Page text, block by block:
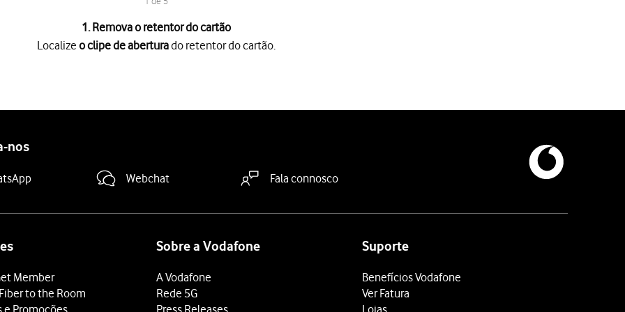
1. Remova o retentor do cartão
Localizeo clipe de aberturado retentor do cartão.
nos
Webchat Fala connosco
Member
to the Room
e Promoções
Sobre a Vodafone
A Vodafone
Rede 5G
Press Releases
Suporte
Benefícios Vodafone
Ver Fatura
Lojas